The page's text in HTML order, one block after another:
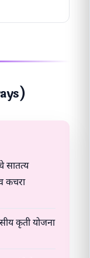
सातत्य
कचरा
कृती योजना